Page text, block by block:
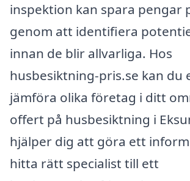
inspektion kan spara pengar
genom att identifiera
innan de blir allvarliga. Hos
husbesiktning-pris.se kan du
jämföra olika företag i ditt
offert på husbesiktning i
hjälper dig att göra ett
hitta rätt specialist till ett